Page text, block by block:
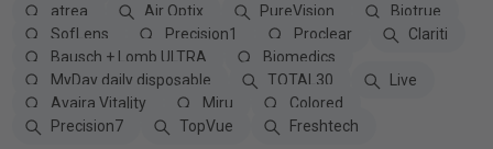
atrea
Air Optix PureVision
Biotrue
SofLens
Precision1 Proclear
Clariti
Bausch + Lomb ULTRA
Biomedics
MyDay daily disposable
TOTAL30
Live
Avaira Vitality
Miru
Colored
Precision7
TopVue Freshtech